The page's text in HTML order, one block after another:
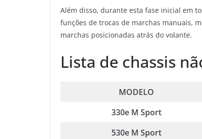
Além disso, durante esta fase inicial em
funções de trocas de marchas manuais,
marchas posicionadas atrás do volante.
Lista de chassis
MODELO
330e M Sport
530e M Sport